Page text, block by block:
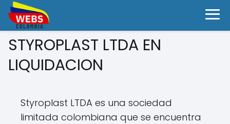
STYROPLAST LTDA EN
LIQUIDACION
Styroplast LTDA es una sociedad
limitada colombiana que se encuentra